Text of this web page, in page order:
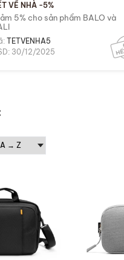
VỀ NHÀ -5%
5% cho sản phẩm BALO và
TETVENHA5
30/12/2025